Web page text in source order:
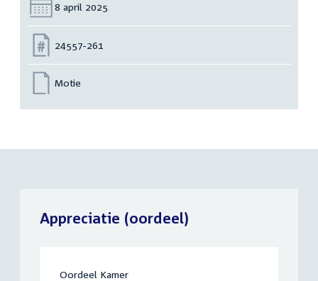
Datum:
8 april 2025
Nummer:
24557-261
Motie
Appreciatie (oordeel)
Oordeel Kamer